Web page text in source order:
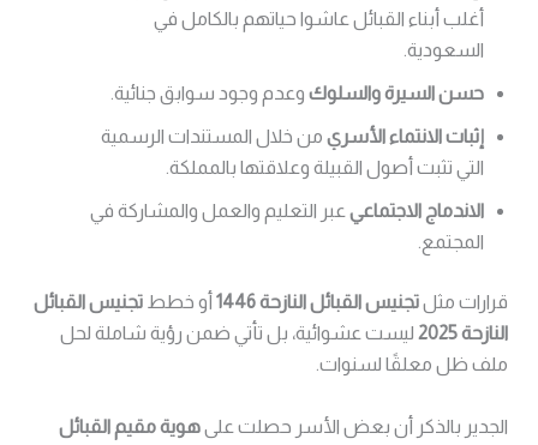
أغلب أبناء القبائل عاشوا حياتهم بالكامل في
السعودية.
حسن السيرة والسلوكوعدم وجود سوابق جنائية.
إثبات الانتماء الأسريمن خلال المستندات الرسمية
التي تثبت أصول القبيلة وعلاقتها بالمملكة.
الاندماج الاجتماعيعبر التعليم والعمل والمشاركة في
المجتمع.
قرارات مثلتجنيس القبائل النازحة 1446 أو خطط تجنيس القبائل
النازحة 2025
ليست عشوائية، بل تأتي ضمن رؤية شاملة لحل
ملف ظل معلقًا لسنوات.
الجدير بالذكر أن بعض الأسر حصلت علىهوية مقيم القبائل